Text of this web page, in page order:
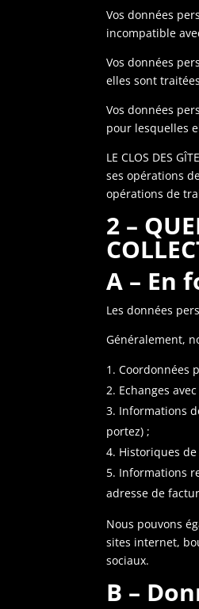
Vos données
incompatible
Vos données
elles sont
Vos données
pour lesquelles
LE CLOS DES
ses opérations
opérations de
2 –
A – En
Les données
Généralement,
Coordonnées
Echanges
Informations
portez) ;
Historiques
Informations
adresse de
Nous pouvons
sites internet,
sociaux.
B –